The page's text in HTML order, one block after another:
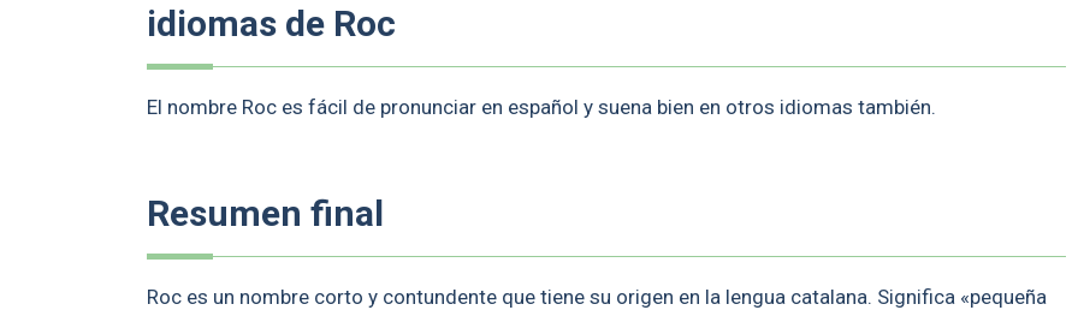
idiomas de Roc
El nombre Roc es fácil de pronunciar en español y suena bien en otros idiomas también.
Resumen final
Roc es un nombre corto y contundente que tiene su origen en la lengua catalana. Significa «pequeña